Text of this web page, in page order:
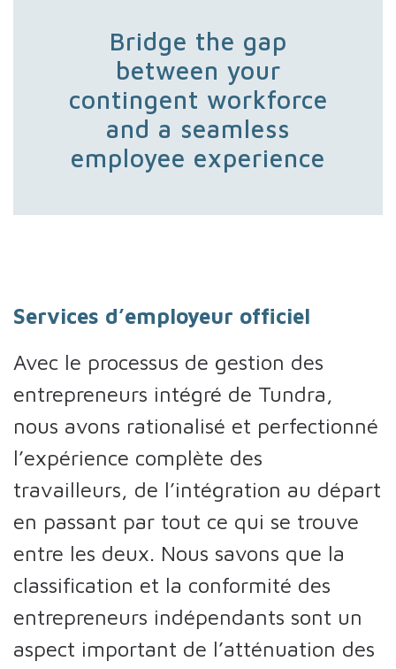
Bridge the gap
between your
contingent workforce
and a seamless
employee experience
Services d’employeur officiel
Avec le processus de gestion des
entrepreneurs intégré de Tundra,
nous avons rationalisé et perfectionné
l’expérience complète des
travailleurs, de l’intégration au départ
en passant par tout ce qui se trouve
entre les deux. Nous savons que la
classification et la conformité des
entrepreneurs indépendants sont un
aspect important de l’atténuation des